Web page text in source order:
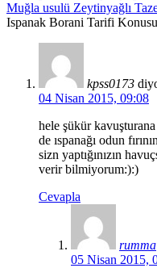
Muğla usulü Zeytinyağlı
Ispanak Borani Tarifi
kpss0173
04 Nisan 2015, 09:08
hele şükür
de ıspanağı odun
sizn yaptığınızın
verir bilmiyorum:):)
Cevapla
rumma
05 Nisan 2015,